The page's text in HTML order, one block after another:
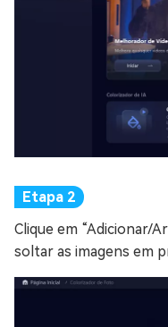
Clique em “Adicionar/
soltar as imagens em